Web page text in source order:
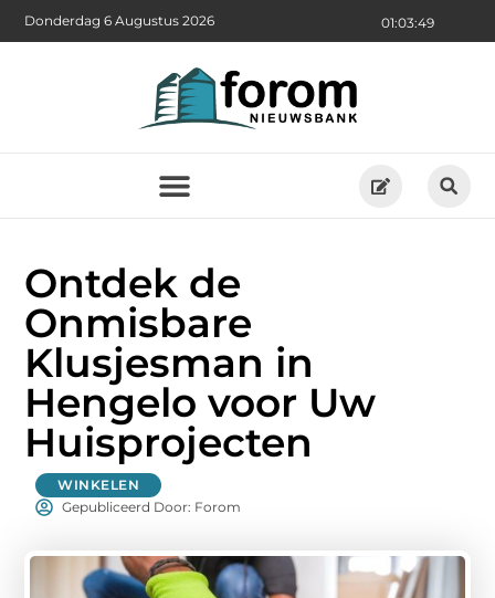
01:03:50
Donderdag 6 Augustus 2026
Ontdek de
Onmisbare
Klusjesman in
Hengelo voor Uw
Huisprojecten
WINKELEN
Gepubliceerd Door: Forom